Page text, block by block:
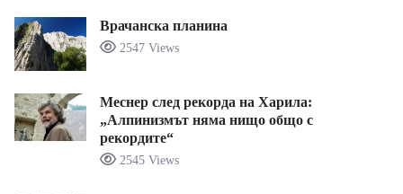
Врачанска планина
2547 Views
Меснер след рекорда на Харила:
„Алпинизмът няма нищо общо с
рекордите“
2545 Views